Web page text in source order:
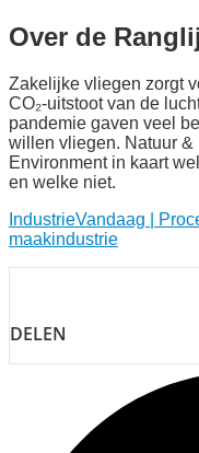
Over de
Zakelijke vliegen zorgt
CO₂-uitstoot van de
pandemie gaven veel
willen vliegen. Natuur &
Environment in kaart
en welke niet.
IndustrieVandaag |
maakindustrie
DELEN